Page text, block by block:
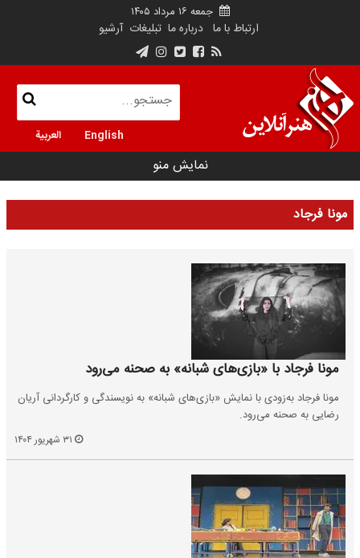
جمعه ۱۶ مرداد ۱۴۰۵
ارتباط با ما درباره ما تبلیغات آرشیو
English العربية
نمایش منو
مونا فرجاد
مونا فرجاد با «بازی‌های شبانه» به صحنه می‌رود
مونا فرجاد به‌زودی با نمایش «بازی‌های شبانه» به نویسندگی و کارگردانی آریان
رضایی به صحنه می‌رود.